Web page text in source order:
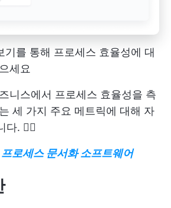
기를 통해 프로세스 효율성에 대
세요
니스에서 프로세스 효율성을 측
세 가지 주요 메트릭에 대해 자
다. 🏊‍♂️
로세스 문서화 소프트웨어